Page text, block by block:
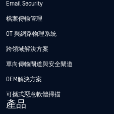
Email Security
檔案傳輸管理
OT 與網路物理系統
跨領域解決方案
單向傳輸閘道與安全閘道
OEM解決方案
可攜式惡意軟體掃描
產品